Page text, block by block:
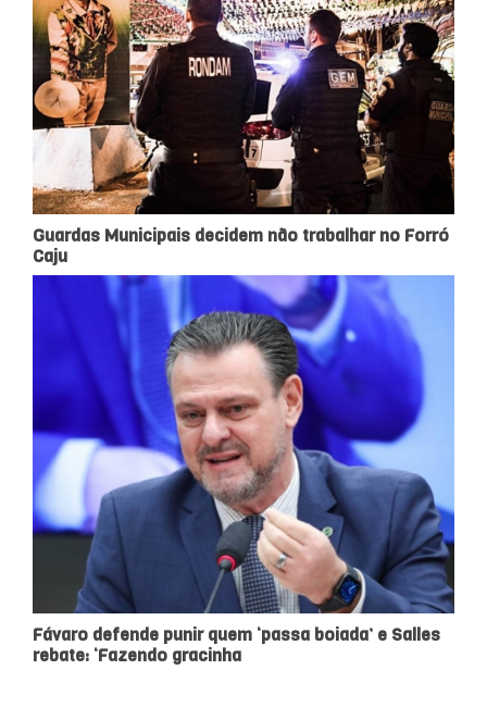
Guardas Municipais decidem não trabalhar no Forró
Caju
Fávaro defende punir quem ‘passa boiada’ e Salles
rebate: ‘Fazendo gracinha